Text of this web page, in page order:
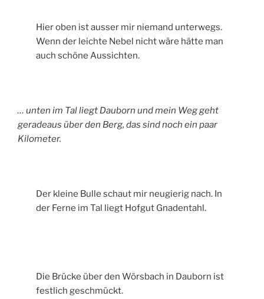
Hier oben ist ausser mir niemand unterwegs.
Wenn der leichte Nebel nicht wäre hätte man
auch schöne Aussichten.
… unten im Tal liegt Dauborn und mein Weg geht
geradeaus über den Berg, das sind noch ein paar
Kilometer.
Der kleine Bulle schaut mir neugierig nach. In
der Ferne im Tal liegt Hofgut Gnadentahl.
Die Brücke über den Wörsbach in Dauborn ist
festlich geschmückt.